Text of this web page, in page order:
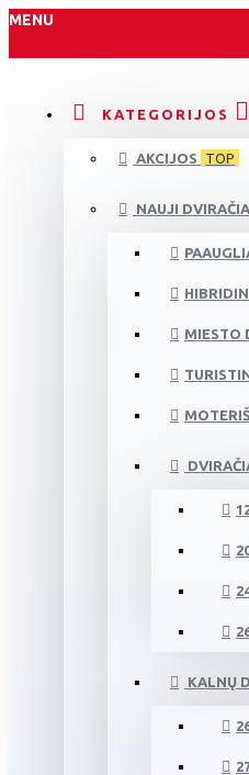
MENU
KATEGORIJOS
AKCIJOS TOP
NAUJI
MIESTO
KALNŲ